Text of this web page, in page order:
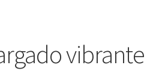
vibrante